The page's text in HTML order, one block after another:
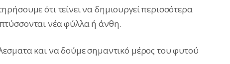
ότι τείνει να δημιουργεί περισσότερα
νέα φύλλα ή άνθη.
και να δούμε σημαντικό μέρος του φυτού